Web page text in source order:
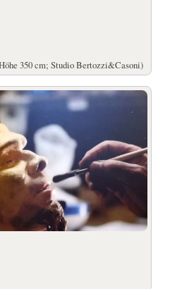
350 cm; Studio Bertozzi&Casoni)